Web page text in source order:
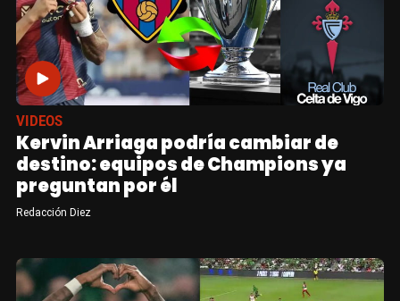
VIDEOS
Kervin Arriaga podría cambiar de
destino: equipos de Champions ya
preguntan por él
Redacción Diez